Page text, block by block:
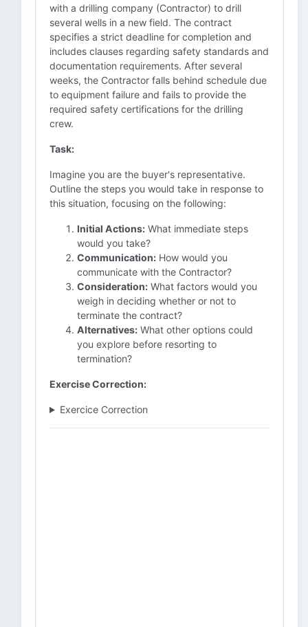
with a drilling company (Contractor) to drill
several wells in a new field. The contract
specifies a strict deadline for completion and
includes clauses regarding safety standards and
documentation requirements. After several
weeks, the Contractor falls behind schedule due
to equipment failure and fails to provide the
required safety certifications for the drilling
crew.
Task:
Imagine you are the buyer's representative.
Outline the steps you would take in response to
this situation, focusing on the following:
Initial Actions: What immediate steps
would you take?
Communication: How would you
communicate with the Contractor?
Consideration: What factors would you
weigh in deciding whether or not to
terminate the contract?
Alternatives: What other options could
you explore before resorting to
termination?
Exercise Correction:
Exercice Correction